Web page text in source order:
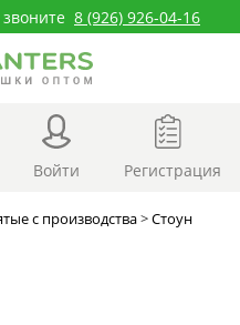
8 (926) 926-04-16
Войти Регистрация
с производства>Стоун